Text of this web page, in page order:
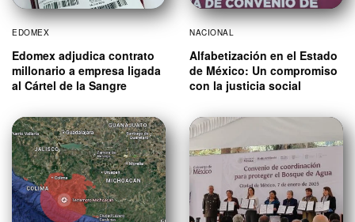
EDOMEX
Edomex adjudica contrato
millonario a empresa ligada
al Cártel de la Sangre
NACIONAL
Alfabetización en el Estado
de México: Un compromiso
con la justicia social